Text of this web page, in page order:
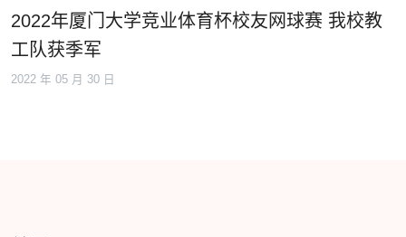
2022年厦门大学竞业体育杯校友网球赛 我校教
工队获季军
2022 年 05 月 30 日